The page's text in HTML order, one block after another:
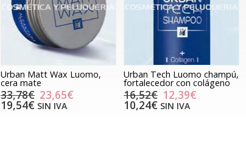
Urban Matt Wax Luomo,
cera mate
33,78€ 23,65€
19,54€ SIN IVA
Urban Tech Luomo champú,
fortalecedor con colágeno
16,52€ 12,39€
10,24€ SIN IVA